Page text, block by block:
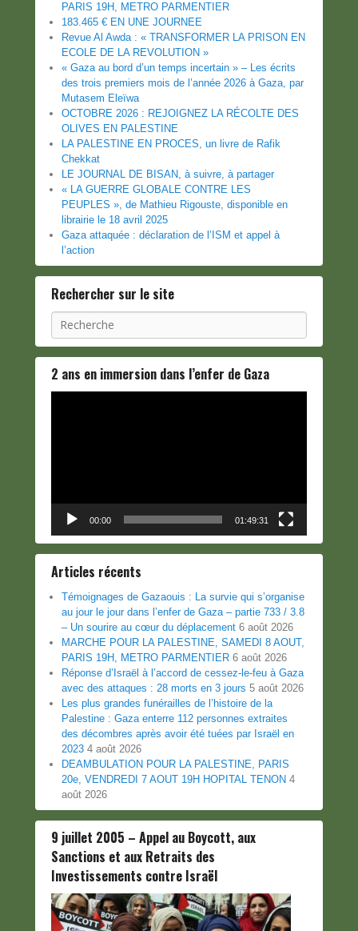
PARIS 19H, METRO PARMENTIER
183.465 € EN UNE JOURNEE
Revue Al Awda : « TRANSFORMER LA PRISON EN
ECOLE DE LA REVOLUTION »
« Gaza au bord d’un temps incertain » – Les écrits
des trois premiers mois de l’année 2026 à Gaza, par
Mutasem Eleïwa
OCTOBRE 2026 : REJOIGNEZ LA RÉCOLTE DES
OLIVES EN PALESTINE
LA PALESTINE EN PROCES, un livre de Rafik
Chekkat
LE JOURNAL DE BISAN, à suivre, à partager
« LA GUERRE GLOBALE CONTRE LES
PEUPLES », de Mathieu Rigouste, disponible en
librairie le 18 avril 2025
Gaza attaquée : déclaration de l’ISM et appel à
l’action
Rechercher sur le site
Recherche
2 ans en immersion dans l’enfer de Gaza
00:00 01:49:31
Articles récents
Témoignages de Gazaouis : La survie qui s’organise
au jour le jour dans l’enfer de Gaza – partie 733 / 3.8
– Un sourire au cœur du déplacement 6 août 2026
MARCHE POUR LA PALESTINE, SAMEDI 8 AOUT,
PARIS 19H, METRO PARMENTIER 6 août 2026
Réponse d’Israël à l’accord de cessez-le-feu à Gaza
avec des attaques : 28 morts en 3 jours 5 août 2026
Les plus grandes funérailles de l’histoire de la
Palestine : Gaza enterre 112 personnes extraites
des décombres après avoir été tuées par Israël en
2023 4 août 2026
DEAMBULATION POUR LA PALESTINE, PARIS
20e, VENDREDI 7 AOUT 19H HOPITAL TENON 4
août 2026
9 juillet 2005 – Appel au Boycott, aux
Sanctions et aux Retraits des
Investissements contre Israël